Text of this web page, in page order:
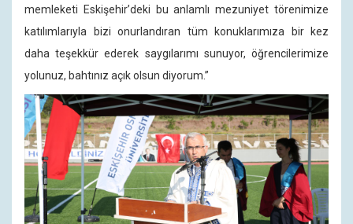
memleketi Eskişehir’deki bu anlamlı mezuniyet törenimize
katılımlarıyla bizi onurlandıran tüm konuklarımıza bir kez
daha teşekkür ederek saygılarımı sunuyor, öğrencilerimize
yolunuz, bahtınız açık olsun diyorum.”